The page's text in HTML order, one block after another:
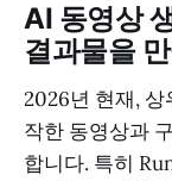
AI 동영상
결과물을
2026년 현재, 상
작한 동영상과
합니다. 특히